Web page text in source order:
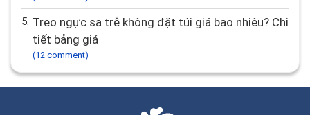
(15 comment)
Nano chip là túi gì? Ưu điểm vượt trội so với túi
không chip
5. Treo ngực sa trễ không đặt túi giá bao nhiêu? Chi